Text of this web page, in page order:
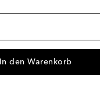
In den Warenkorb